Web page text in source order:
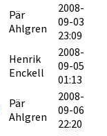
Pär
Ahlgren
2008-
09-03
23:09
Henrik
Enckell
2008-
09-05
01:13
Pär
Ahlgren
2008-
09-06
22:20